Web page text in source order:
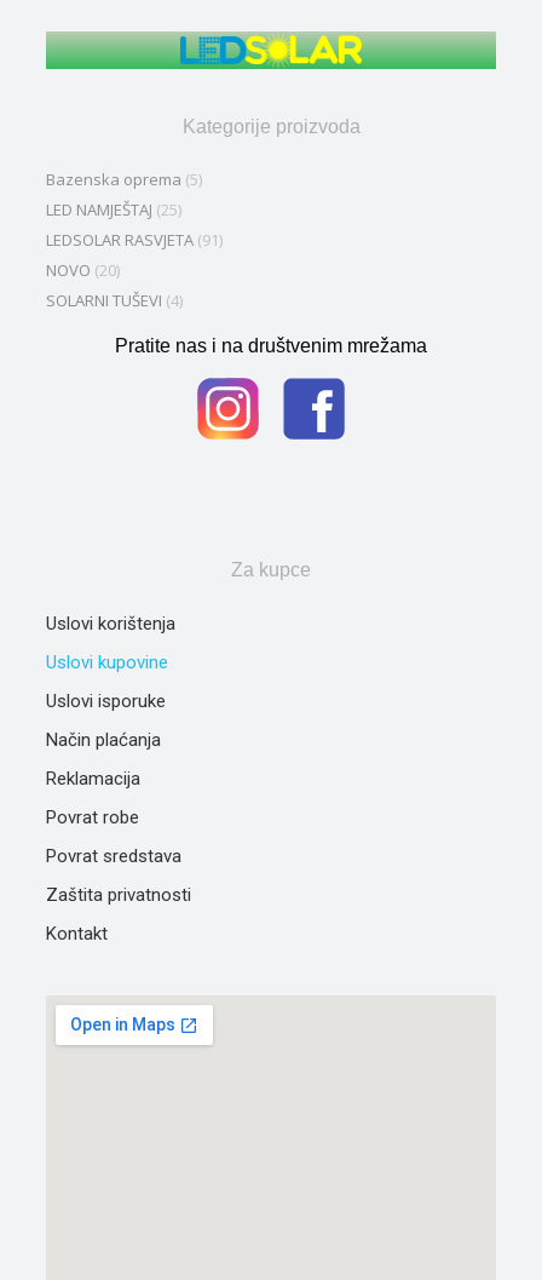
Kategorije proizvoda
Bazenska oprema (5)
LED NAMJEŠTAJ (25)
LEDSOLAR RASVJETA (91)
NOVO (20)
SOLARNI TUŠEVI (4)
Pratite nas i na društvenim mrežama
Za kupce
Uslovi korištenja
Uslovi kupovine
Uslovi isporuke
Način plaćanja
Reklamacija
Povrat robe
Povrat sredstava
Zaštita privatnosti
Kontakt